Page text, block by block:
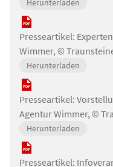
Herunterladen
Presseartikel:
Wimmer, ©
Herunterladen
Presseartikel:
Agentur Wimmer, ©
Herunterladen
Presseartikel: